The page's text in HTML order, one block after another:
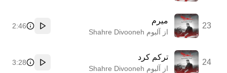
23
میرم
از آلبوم Shahre Divooneh پخش
2:46
24
ترکم کرد
از آلبوم Shahre Divooneh پخش
3:28